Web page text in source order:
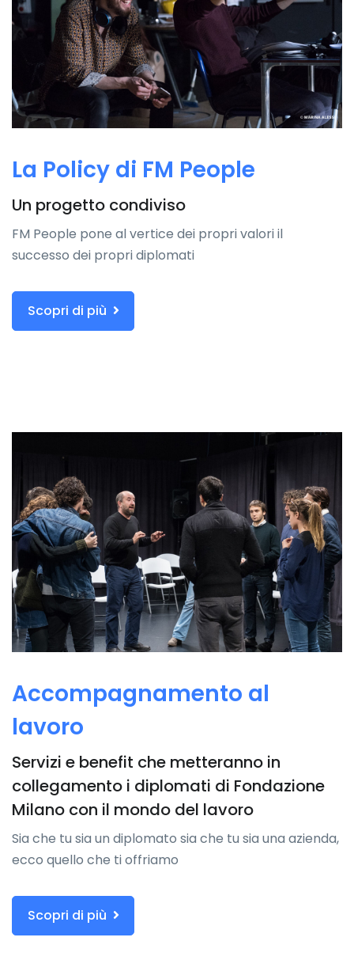
La Policy di FM People
Un progetto condiviso
FM People pone al vertice dei propri valori il
successo dei propri diplomati
Scopri di più
Accompagnamento al
lavoro
Servizi e benefit che metteranno in
collegamento i diplomati di Fondazione
Milano con il mondo del lavoro
Sia che tu sia un diplomato sia che tu sia una azienda,
ecco quello che ti offriamo
Scopri di più